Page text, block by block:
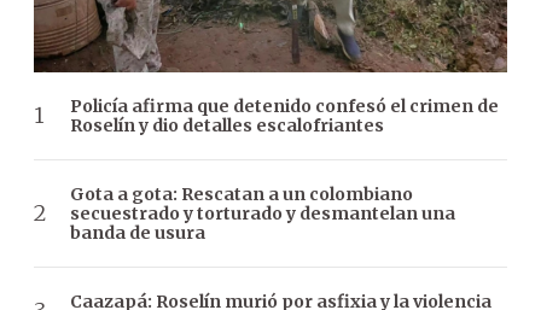
Policía afirma que detenido confesó el crimen de
Roselín y dio detalles escalofriantes
Gota a gota: Rescatan a un colombiano
secuestrado y torturado y desmantelan una
banda de usura
Caazapá: Roselín murió por asfixia y la violencia